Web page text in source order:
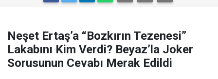
Neşet Ertaş’a “Bozkırın Tezenesi”
Lakabını Kim Verdi? Beyaz’la Joker
Sorusunun Cevabı Merak Edildi